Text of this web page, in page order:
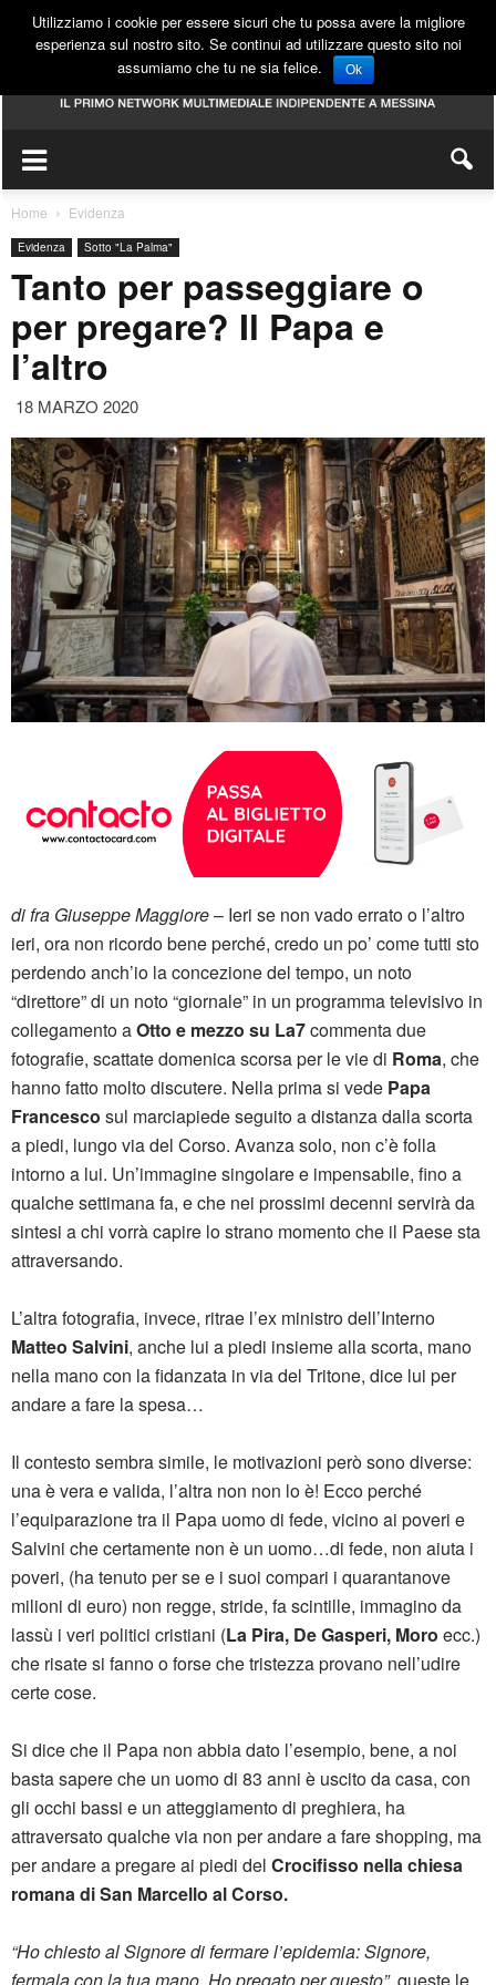
Home Evidenza
Evidenza Sotto "La Palma"
Tanto per passeggiare o
per pregare? Il Papa e
l’altro
18 MARZO 2020
di fra Giuseppe Maggiore– Ieri se non vado errato o l’altro
ieri, ora non ricordo bene perché, credo un po’ come tutti sto
perdendo anch’io la concezione del tempo, un noto
“direttore” di un noto “giornale” in un programma televisivo in
collegamento aOtto e mezzo su La7commenta due
fotografie, scattate domenica scorsa per le vie di Roma, che
hanno fatto molto discutere. Nella prima si vede Papa
Francesco sul marciapiede seguito a distanza dalla scorta
a piedi, lungo via del Corso. Avanza solo, non c’è folla
intorno a lui. Un’immagine singolare e impensabile, fino a
qualche settimana fa, e che nei prossimi decenni servirà da
sintesi a chi vorrà capire lo strano momento che il Paese sta
attraversando.
L’altra fotografia, invece, ritrae l’ex ministro dell’Interno
Matteo Salvini, anche lui a piedi insieme alla scorta, mano
nella mano con la fidanzata in via del Tritone, dice lui per
andare a fare la spesa…
Il contesto sembra simile, le motivazioni però sono diverse:
una è vera e valida, l’altra non non lo è! Ecco perché
l’equiparazione tra il Papa uomo di fede, vicino ai poveri e
Salvini che certamente non è un uomo…di fede, non aiuta i
poveri, (ha tenuto per se e i suoi compari i quarantanove
milioni di euro) non regge, stride, fa scintille, immagino da
lassù i veri politici cristiani (La Pira, De Gasperi, Moro ecc.)
che risate si fanno o forse che tristezza provano nell’udire
certe cose.
Si dice che il Papa non abbia dato l’esempio, bene, a noi
basta sapere che un uomo di 83 anni è uscito da casa, con
gli occhi bassi e un atteggiamento di preghiera, ha
attraversato qualche via non per andare a fare shopping, ma
per andare a pregare ai piedi del Crocifisso nella chiesa
romana di San Marcello al Corso.
“Ho chiesto al Signore di fermare l’epidemia: Signore,
Utilizziamo i cookie per essere sicuri che tu possa avere la migliore
esperienza sul nostro sito. Se continui ad utilizzare questo sito noi
assumiamo che tu ne sia felice.
Ok